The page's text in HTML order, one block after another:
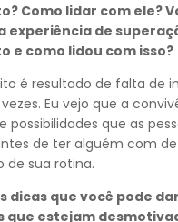
Como lidar com ele?
experiência de
e como lidou com isso?
é resultado de falta de
Eu vejo que a
possibilidades que as
de ter alguém com
de sua rotina.
dicas que você pode
que estejam